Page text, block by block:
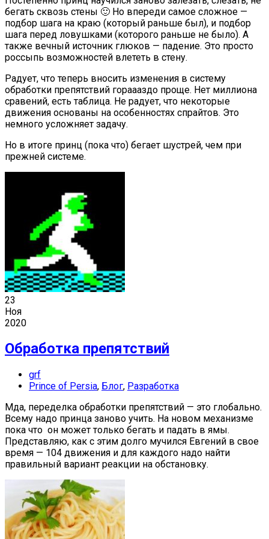
бегать сквозь стены 🙂 Но впереди самое сложное —
подбор шага на краю (который раньше был), и подбор
шага перед ловушками (которого раньше не было). А
также вечный источник глюков — падение. Это просто
россыпь возможностей влететь в стену.
Радует, что теперь вносить изменения в систему
обработки препятствий гораааздо проще. Нет миллиона
сравений, есть таблица. Не радует, что некоторые
движения основаны на особенностях спрайтов. Это
немного усложняет задачу.
Но в итоге принц (пока что) бегает шустрей, чем при
прежней системе.
23
Ноя
2020
Обработка препятствий
grf
Prince of Persia, Блог, Разработка
Мда, переделка обработки препятствий — это глобально.
Всему надо принца заново учить. На новом механизме
пока что он может только бегать и падать в ямы.
Представляю, как с этим долго мучился Евгений в свое
время — 104 движения и для каждого надо найти
правильный вариант реакции на обстановку.